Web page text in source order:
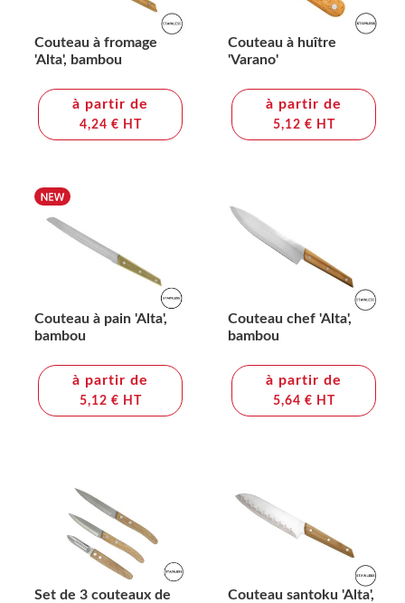
Couteau à fromage
'Alta', bambou
à partir de
4,24 € HT
Couteau à huître
'Varano'
à partir de
5,12 € HT
Couteau à pain 'Alta',
bambou
à partir de
5,12 € HT
Couteau chef 'Alta',
bambou
à partir de
5,64 € HT
Set de 3 couteaux de
Couteau santoku 'Alta',